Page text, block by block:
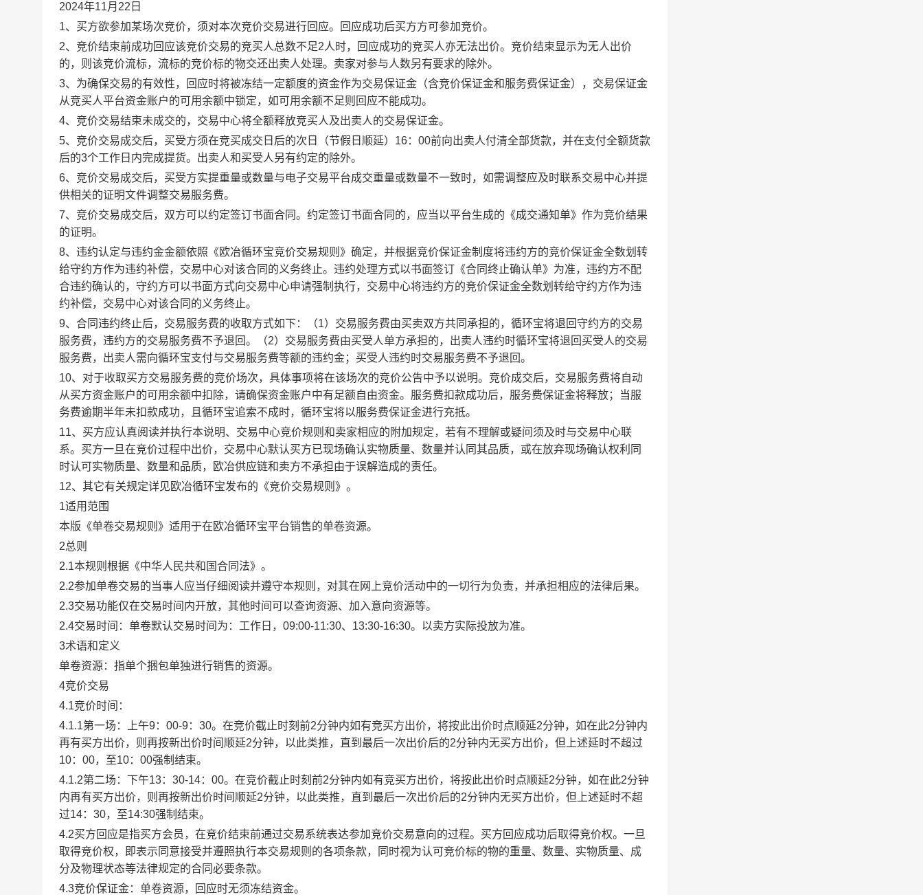
2024年11月22日
1、买方欲参加某场次竞价，须对本次竞价交易进行回应。回应成功后买方方可参加竞价。
2、竞价结束前成功回应该竞价交易的竞买人总数不足2人时，回应成功的竞买人亦无法出价。竞价结束显示为无人出价
的，则该竞价流标，流标的竞价标的物交还出卖人处理。卖家对参与人数另有要求的除外。
3、为确保交易的有效性，回应时将被冻结一定额度的资金作为交易保证金（含竞价保证金和服务费保证金），交易保证金
从竞买人平台资金账户的可用余额中锁定，如可用余额不足则回应不能成功。
4、竞价交易结束未成交的，交易中心将全额释放竞买人及出卖人的交易保证金。
5、竞价交易成交后，买受方须在竞买成交日后的次日（节假日顺延）16：00前向出卖人付清全部货款，并在支付全额货款
后的3个工作日内完成提货。出卖人和买受人另有约定的除外。
6、竞价交易成交后，买受方实提重量或数量与电子交易平台成交重量或数量不一致时，如需调整应及时联系交易中心并提
供相关的证明文件调整交易服务费。
7、竞价交易成交后，双方可以约定签订书面合同。约定签订书面合同的，应当以平台生成的《成交通知单》作为竞价结果
的证明。
8、违约认定与违约金金额依照《欧冶循环宝竞价交易规则》确定，并根据竞价保证金制度将违约方的竞价保证金全数划转
给守约方作为违约补偿，交易中心对该合同的义务终止。违约处理方式以书面签订《合同终止确认单》为准，违约方不配
合违约确认的，守约方可以书面方式向交易中心申请强制执行，交易中心将违约方的竞价保证金全数划转给守约方作为违
约补偿，交易中心对该合同的义务终止。
9、合同违约终止后，交易服务费的收取方式如下：（1）交易服务费由买卖双方共同承担的，循环宝将退回守约方的交易
服务费，违约方的交易服务费不予退回。（2）交易服务费由买受人单方承担的，出卖人违约时循环宝将退回买受人的交易
服务费，出卖人需向循环宝支付与交易服务费等额的违约金；买受人违约时交易服务费不予退回。
10、对于收取买方交易服务费的竞价场次，具体事项将在该场次的竞价公告中予以说明。竞价成交后，交易服务费将自动
从买方资金账户的可用余额中扣除，请确保资金账户中有足额自由资金。服务费扣款成功后，服务费保证金将释放；当服
务费逾期半年未扣款成功，且循环宝追索不成时，循环宝将以服务费保证金进行充抵。
11、买方应认真阅读并执行本说明、交易中心竞价规则和卖家相应的附加规定，若有不理解或疑问须及时与交易中心联
系。买方一旦在竞价过程中出价，交易中心默认买方已现场确认实物质量、数量并认同其品质，或在放弃现场确认权利同
时认可实物质量、数量和品质，欧冶供应链和卖方不承担由于误解造成的责任。
12、其它有关规定详见欧冶循环宝发布的《竞价交易规则》。
1适用范围
本版《单卷交易规则》适用于在欧冶循环宝平台销售的单卷资源。
2总则
2.1本规则根据《中华人民共和国合同法》。
2.2参加单卷交易的当事人应当仔细阅读并遵守本规则，对其在网上竞价活动中的一切行为负责，并承担相应的法律后果。
2.3交易功能仅在交易时间内开放，其他时间可以查询资源、加入意向资源等。
2.4交易时间：单卷默认交易时间为：工作日，09:00-11:30、13:30-16:30。以卖方实际投放为准。
3术语和定义
单卷资源：指单个捆包单独进行销售的资源。
4竞价交易
4.1竞价时间：
4.1.1第一场：上午9：00-9：30。在竞价截止时刻前2分钟内如有竞买方出价，将按此出价时点顺延2分钟，如在此2分钟内
再有买方出价，则再按新出价时间顺延2分钟，以此类推，直到最后一次出价后的2分钟内无买方出价，但上述延时不超过
10：00，至10：00强制结束。
4.1.2第二场：下午13：30-14：00。在竞价截止时刻前2分钟内如有竞买方出价，将按此出价时点顺延2分钟，如在此2分钟
内再有买方出价，则再按新出价时间顺延2分钟，以此类推，直到最后一次出价后的2分钟内无买方出价，但上述延时不超
过14：30，至14:30强制结束。
4.2买方回应是指买方会员，在竞价结束前通过交易系统表达参加竞价交易意向的过程。买方回应成功后取得竞价权。一旦
取得竞价权，即表示同意接受并遵照执行本交易规则的各项条款，同时视为认可竞价标的物的重量、数量、实物质量、成
分及物理状态等法律规定的合同必要条款。
4.3竞价保证金：单卷资源，回应时无须冻结资金。